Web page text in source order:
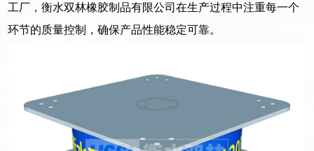
工厂，衡水双林橡胶制品有限公司在生产过程中注重每一个
环节的质量控制，确保产品性能稳定可靠。